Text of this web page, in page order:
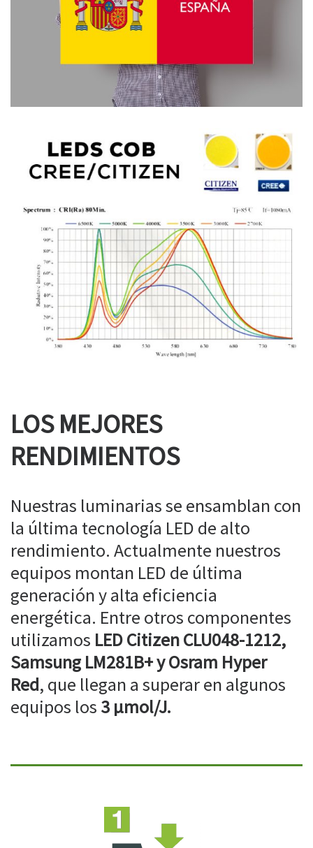
LOS MEJORES
RENDIMIENTOS
Nuestras luminarias se ensamblan con
la última tecnología LED de alto
rendimiento. Actualmente nuestros
equipos montan LED de última
generación y alta eficiencia
energética. Entre otros componentes
utilizamos LED Citizen CLU048-1212,
Samsung LM281B+ y Osram Hyper
Red, que llegan a superar en algunos
equipos los 3 µmol/J.